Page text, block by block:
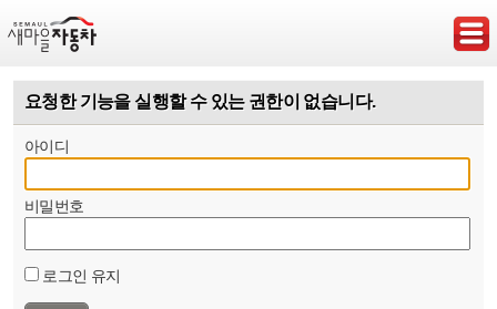
요청한 기능을 실행할 수 있는 권한이 없습니다.
아이디
비밀번호
로그인 유지